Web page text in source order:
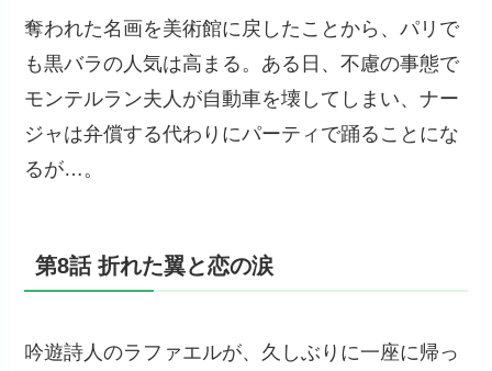
奪われた名画を美術館に戻したことから、パリで
も黒バラの人気は高まる。ある日、不慮の事態で
モンテルラン夫人が自動車を壊してしまい、ナー
ジャは弁償する代わりにパーティで踊ることにな
るが…。
第8話 折れた翼と恋の涙
吟遊詩人のラファエルが、久しぶりに一座に帰っ